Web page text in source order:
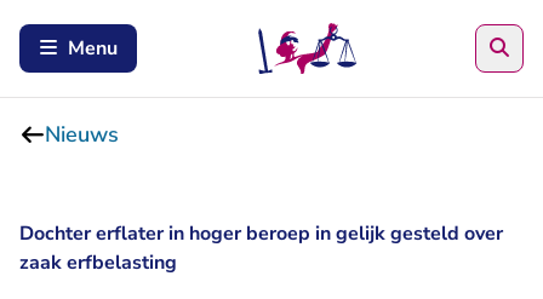
Menu
Nieuws
Dochter erflater in hoger beroep in gelijk gesteld over
zaak erfbelasting